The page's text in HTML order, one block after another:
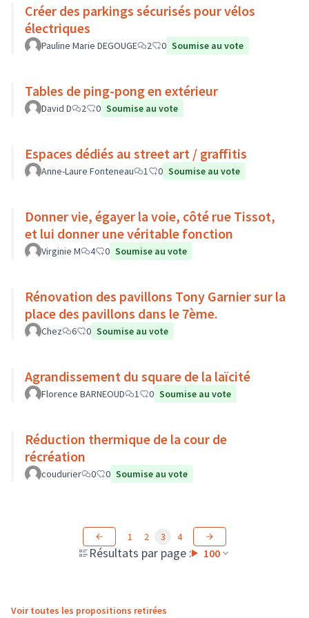
Créer des parkings sécurisés pour vélos
électriques
Pauline Marie DEGOUGE 2 0 Soumise au vote
Tables de ping-pong en extérieur
David D 2 0 Soumise au vote
Espaces dédiés au street art / graffitis
Anne-Laure Fonteneau 1 0 Soumise au vote
Donner vie, égayer la voie, côté rue Tissot,
et lui donner une véritable fonction
Virginie M 4 0 Soumise au vote
Rénovation des pavillons Tony Garnier sur la
place des pavillons dans le 7ème.
Chez 6 0 Soumise au vote
Agrandissement du square de la laïcité
Florence BARNEOUD 1 0 Soumise au vote
Réduction thermique de la cour de
récréation
coudurier 0 0 Soumise au vote
Résultats par page : 100
1 2 3 4
Voir toutes les propositions retirées